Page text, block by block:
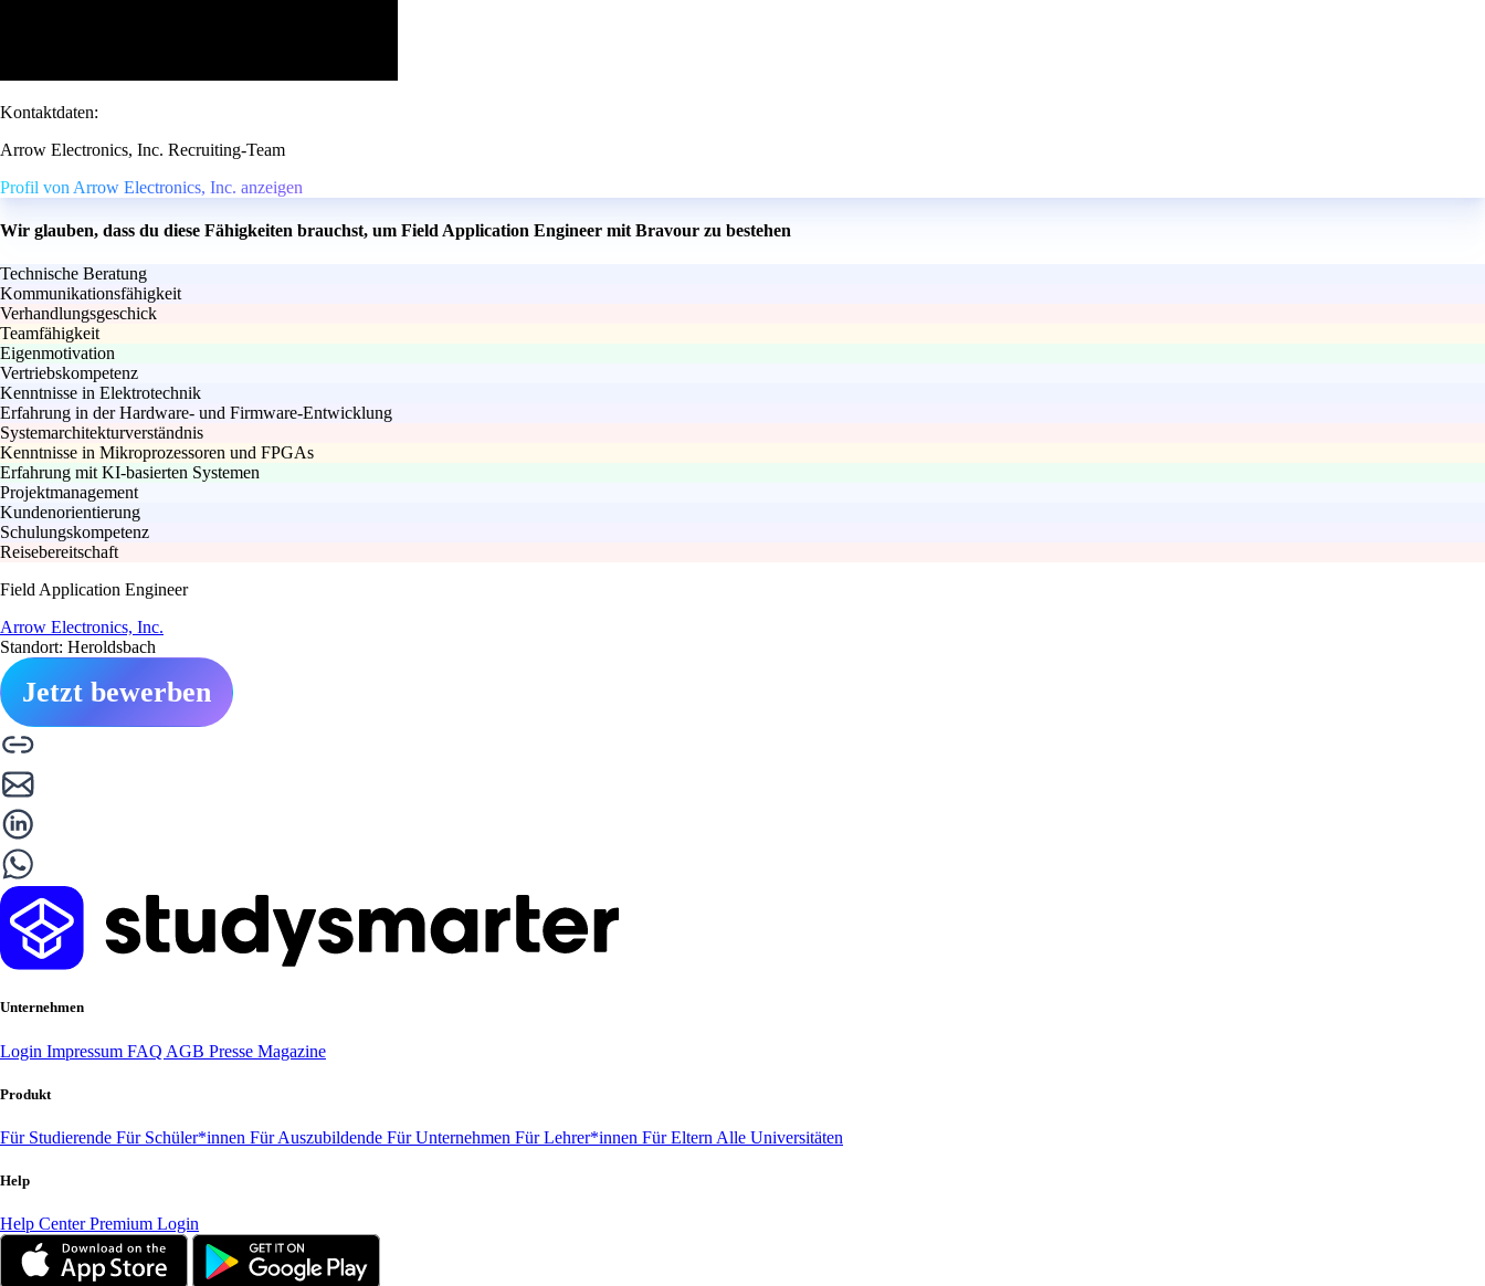
Kontaktdaten:
Arrow Electronics, Inc. Recruiting-Team
Profil von Arrow Electronics, Inc. anzeigen
Wir glauben, dass du diese Fähigkeiten brauchst, um Field Application Engineer mit Bravour zu bestehen
Technische Beratung
Kommunikationsfähigkeit
Verhandlungsgeschick
Teamfähigkeit
Eigenmotivation
Vertriebskompetenz
Kenntnisse in Elektrotechnik
Erfahrung in der Hardware- und Firmware-Entwicklung
Systemarchitekturverständnis
Kenntnisse in Mikroprozessoren und FPGAs
Erfahrung mit KI-basierten Systemen
Projektmanagement
Kundenorientierung
Schulungskompetenz
Reisebereitschaft
Field Application Engineer
Arrow Electronics, Inc.
Standort: Heroldsbach
Jetzt bewerben
Unternehmen
Login Impressum FAQ AGB Presse Magazine
Produkt
Für Studierende Für Schüler*innen Für Auszubildende Für Unternehmen Für Lehrer*innen Für Eltern Alle Universitäten
Help
Help CenterPremium Login